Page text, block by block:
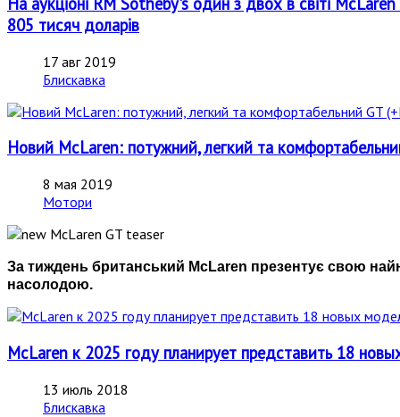
805 тисяч доларів
17 авг 2019
Блискавка
Новий McLaren: потужний, легкий та
8 мая 2019
Мотори
За тиждень британський McLaren презентує свою
насолодою.
McLaren к 2025 году планирует представить 18
13 июль 2018
Блискавка